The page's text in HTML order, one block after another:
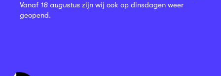
Vanaf 18 augustus zijn wij ook op dinsdagen weer
geopend.